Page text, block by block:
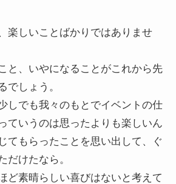
楽しいことばかりではありませ
と、いやになることがこれから先
でしょう。
しでも我々のもとでイベントの仕
ていうのは思ったよりも楽しいん
てもらったことを思い出して、ぐ
だけたなら。
ど素晴らしい喜びはないと考えて